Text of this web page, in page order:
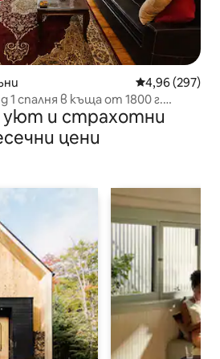
Средна
4,96 (297)
1 спалня в къща от 1800 г.
и страхотни
цени